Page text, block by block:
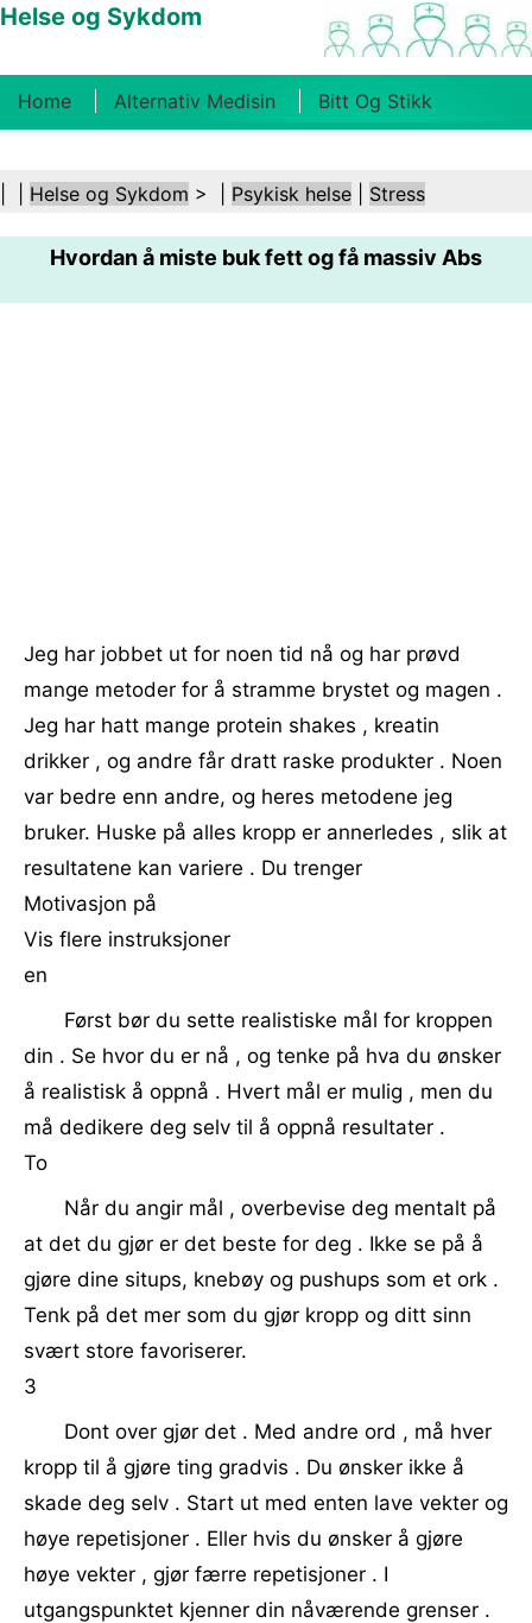
Helse og Sykdom
Home Alternativ Medisin Bitt Og Stikk
Kosthold Og Ernæring Familiehelse
Helsebransjen Psykisk Helse Folkehelse Og
Sikkerhet Kirurgi Og Prosedyrer Helse
Helse og Sykdom > | Psykisk helse Stress
Hvordan å miste buk fett og få massiv Abs
Jeg har jobbet ut for noen tid nå og har prøvd
mange metoder for å stramme brystet og magen .
Jeg har hatt mange protein shakes , kreatin
drikker , og andre får dratt raske produkter . Noen
var bedre enn andre, og heres metodene jeg
bruker. Huske på alles kropp er annerledes , slik at
resultatene kan variere . Du trenger
Motivasjon på
Vis flere instruksjoner
en
Først bør du sette realistiske mål for kroppen
din . Se hvor du er nå , og tenke på hva du ønsker
å realistisk å oppnå . Hvert mål er mulig , men du
må dedikere deg selv til å oppnå resultater .
To
Når du angir mål , overbevise deg mentalt på
at det du gjør er det beste for deg . Ikke se på å
gjøre dine situps, knebøy og pushups som et ork .
Tenk på det mer som du gjør kropp og ditt sinn
svært store favoriserer.
3
Dont over gjør det . Med andre ord , må hver
kropp til å gjøre ting gradvis . Du ønsker ikke å
skade deg selv . Start ut med enten lave vekter og
høye repetisjoner . Eller hvis du ønsker å gjøre
høye vekter , gjør færre repetisjoner . I
utgangspunktet kjenner din nåværende grenser .